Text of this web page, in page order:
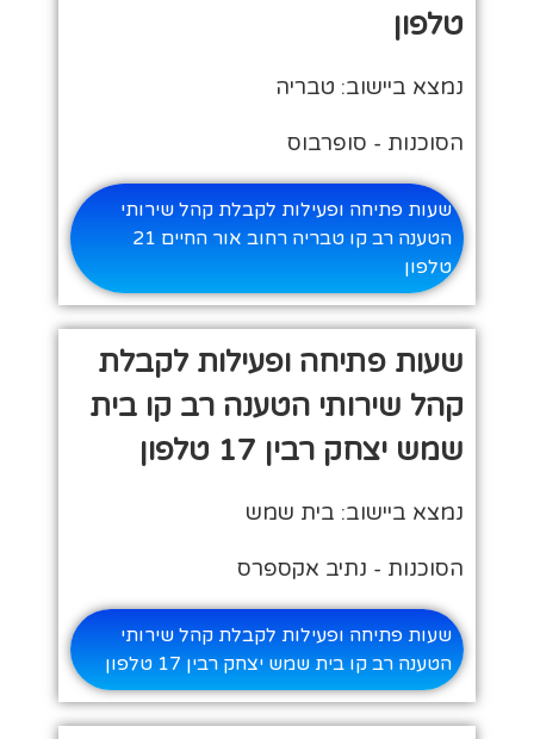
טלפון
נמצא ביישוב: טבריה
הסוכנות - סופרבוס
שעות פתיחה ופעילות לקבלת קהל שירותי
הטענה רב קו טבריה רחוב אור החיים 21
טלפון
שעות פתיחה ופעילות לקבלת
קהל שירותי הטענה רב קו בית
שמש יצחק רבין 17 טלפון
נמצא ביישוב: בית שמש
הסוכנות - נתיב אקספרס
שעות פתיחה ופעילות לקבלת קהל שירותי
הטענה רב קו בית שמש יצחק רבין 17 טלפון